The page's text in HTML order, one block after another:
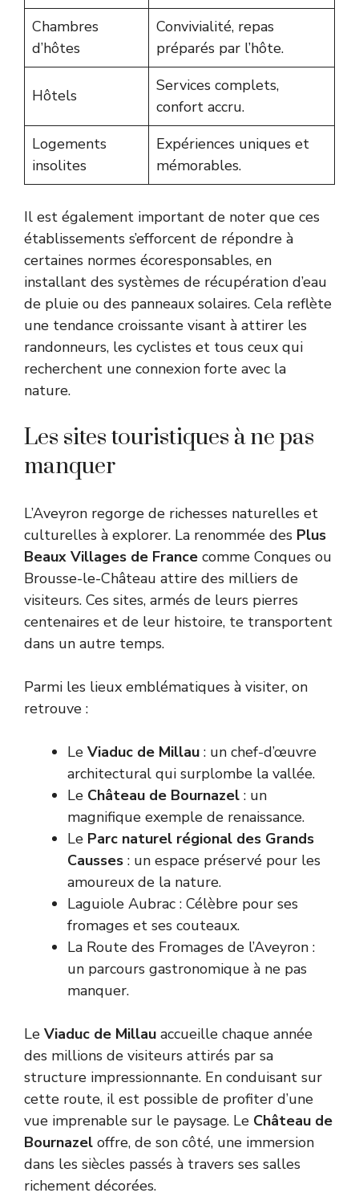
Chambres
d’hôtes
Convivialité, repas
préparés par l’hôte.
Hôtels
Services complets,
confort accru.
Logements
insolites
Expériences uniques et
mémorables.
Il est également important de noter que ces
établissements s’efforcent de répondre à
certaines normes écoresponsables, en
installant des systèmes de récupération d’eau
de pluie ou des panneaux solaires. Cela reflète
une tendance croissante visant à attirer les
randonneurs, les cyclistes et tous ceux qui
recherchent une connexion forte avec la
nature.
Les sites touristiques à ne pas
manquer
L’Aveyron regorge de richesses naturelles et
culturelles à explorer. La renommée des Plus
Beaux Villages de France comme Conques ou
Brousse-le-Château attire des milliers de
visiteurs. Ces sites, armés de leurs pierres
centenaires et de leur histoire, te transportent
dans un autre temps.
Parmi les lieux emblématiques à visiter, on
retrouve :
Le Viaduc de Millau : un chef-d’œuvre
architectural qui surplombe la vallée.
Le Château de Bournazel : un
magnifique exemple de renaissance.
Le Parc naturel régional des Grands
Causses : un espace préservé pour les
amoureux de la nature.
Laguiole Aubrac : Célèbre pour ses
fromages et ses couteaux.
La Route des Fromages de l’Aveyron :
un parcours gastronomique à ne pas
manquer.
Le Viaduc de Millau accueille chaque année
des millions de visiteurs attirés par sa
structure impressionnante. En conduisant sur
cette route, il est possible de profiter d’une
vue imprenable sur le paysage. Le Château de
Bournazel offre, de son côté, une immersion
dans les siècles passés à travers ses salles
richement décorées.